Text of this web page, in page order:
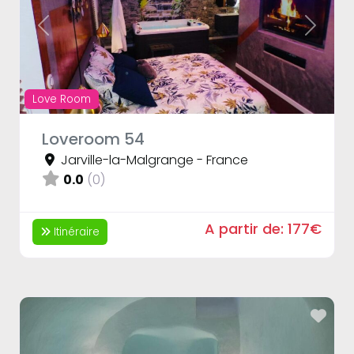
Love Room
Previous Next
Loveroom 54
Jarville-la-Malgrange - France
0.0 (0)
Itinéraire A partir de: 177€